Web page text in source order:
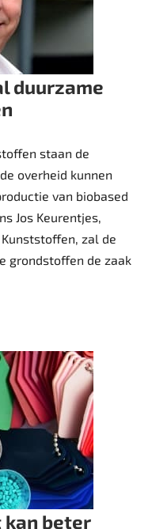
duurzame
staan de
overheid kunnen
van biobased
Jos Keurentjes,
zal de
grondstoffen de zaak
beter